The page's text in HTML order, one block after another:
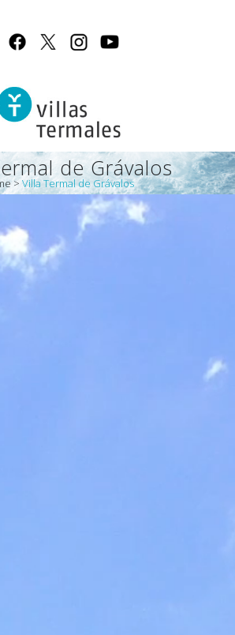
de Grávalos
>Villa Termal de Grávalos